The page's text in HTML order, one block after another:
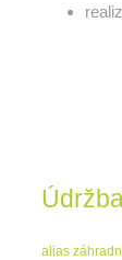
alias